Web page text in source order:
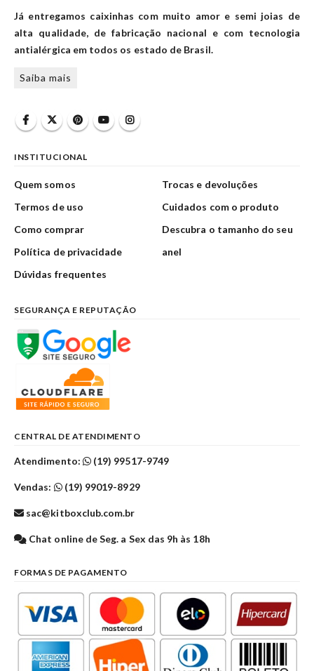
Já entregamos caixinhas com muito amor e semi joias de
alta qualidade, de fabricação nacional e com tecnologia
antialérgica em todos os estado de Brasil.
Saiba mais
INSTITUCIONAL
Quem somos
Termos de uso
Como comprar
Política de privacidade
Dúvidas frequentes
Trocas e devoluções
Cuidados com o produto
Descubra o tamanho do seu
anel
SEGURANÇA E REPUTAÇÃO
CENTRAL DE ATENDIMENTO
Atendimento: (19) 99517-9749
Vendas: (19) 99019-8929
sac@kitboxclub.com.br
Chat online de Seg. a Sex das 9h às 18h
FORMAS DE PAGAMENTO